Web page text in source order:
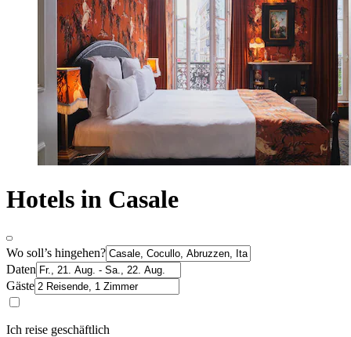
Hotels in Casale
Wo soll’s hingehen?
Daten
Gäste
Ich reise geschäftlich